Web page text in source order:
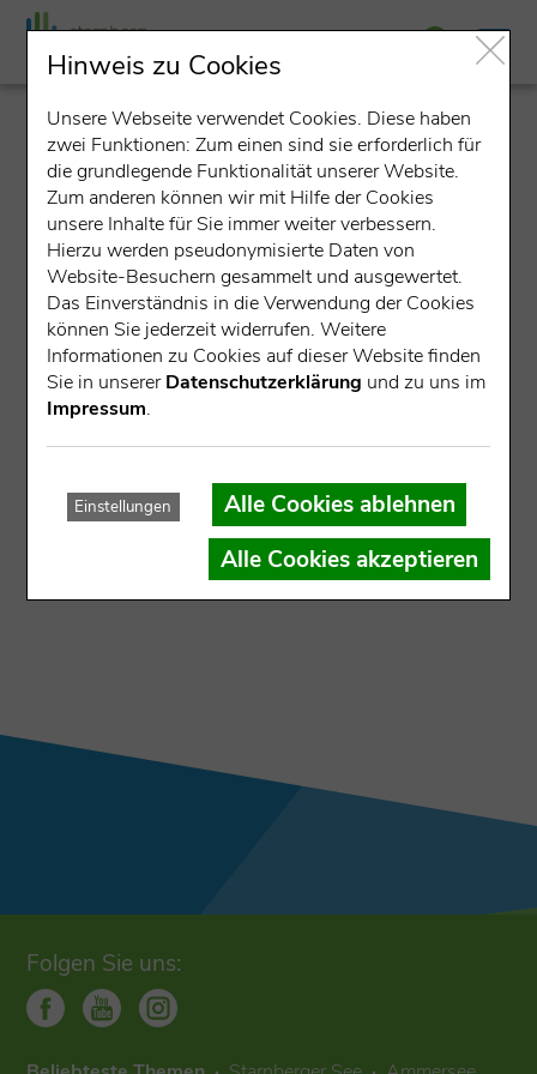
detail
Datensatz nicht gefunden.
Für die angegebene ID konnte kein Datensatz gefunden
werden.
Die Veranstaltung ist bereits abgelaufen
Der Datensatz ist dem Ausgabekanal nicht
Folgen Sie uns:
Hinweis zu Cookies
Unsere Webseite verwendet Cookies. Diese haben
zwei Funktionen: Zum einen sind sie erforderlich für
die grundlegende Funktionalität unserer Website.
Zum anderen können wir mit Hilfe der Cookies
unsere Inhalte für Sie immer weiter verbessern.
Hierzu werden pseudonymisierte Daten von
Website-Besuchern gesammelt und ausgewertet.
Das Einverständnis in die Verwendung der Cookies
können Sie jederzeit widerrufen. Weitere
Informationen zu Cookies auf dieser Website finden
Sie in unsererDatenschutzerklärung und zu uns im
Impressum.
Einstellungen
Alle Cookies ablehnen
Alle Cookies akzeptieren